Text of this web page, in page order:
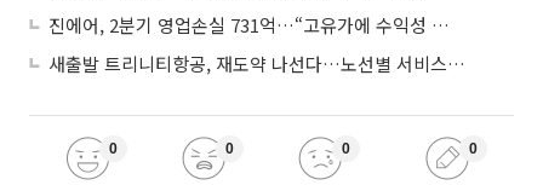
진에어, 2분기 영업손실 731억…“고유가에 수익성 악화”
새출발 트리니티항공, 재도약 나선다…노선별 서비스 차별화
0 0 0 0